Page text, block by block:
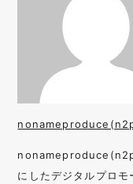
にしたデジタルプロモ